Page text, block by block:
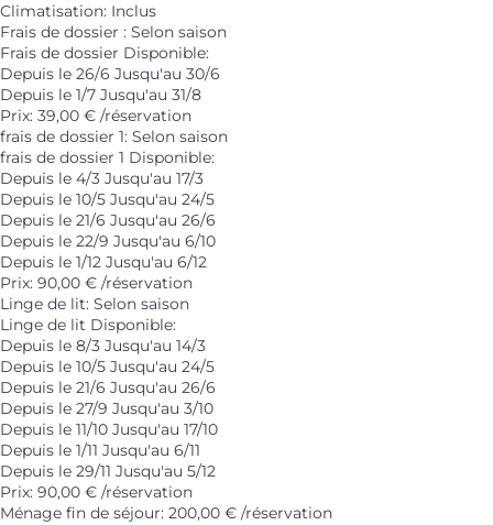
Climatisation: Inclus
Frais de dossier : Selon saison
Frais de dossier Disponible:
Depuis le 26/6 Jusqu'au 30/6
Depuis le 1/7 Jusqu'au 31/8
Prix: 39,00 € /réservation
frais de dossier 1: Selon saison
frais de dossier 1 Disponible:
Depuis le 4/3 Jusqu'au 17/3
Depuis le 10/5 Jusqu'au 24/5
Depuis le 21/6 Jusqu'au 26/6
Depuis le 22/9 Jusqu'au 6/10
Depuis le 1/12 Jusqu'au 6/12
Prix: 90,00 € /réservation
Linge de lit: Selon saison
Linge de lit Disponible:
Depuis le 8/3 Jusqu'au 14/3
Depuis le 10/5 Jusqu'au 24/5
Depuis le 21/6 Jusqu'au 26/6
Depuis le 27/9 Jusqu'au 3/10
Depuis le 11/10 Jusqu'au 17/10
Depuis le 1/11 Jusqu'au 6/11
Depuis le 29/11 Jusqu'au 5/12
Prix: 90,00 € /réservation
Ménage fin de séjour: 200,00 € /réservation